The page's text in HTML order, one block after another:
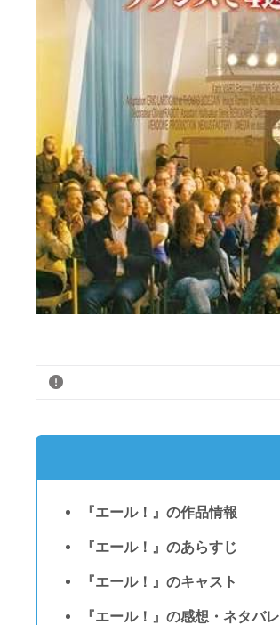
『エール！』の作品情報
『エール！』のあらすじ
『エール！』のキャスト
『エール！』の感想・ネタバレ